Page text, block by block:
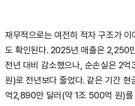
재무적으로는 여전히 적자 구조가
도 확인된다. 2025년 매출은 2,250
전년 대비 감소했으나, 순손실은 2
원)로 전년보다 줄었다. 같은 기간 현
억2,890만 달러(약 1조 500억 원)를